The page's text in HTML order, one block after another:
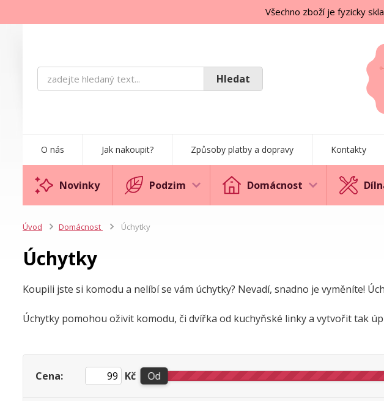
Všechno zboží je fyzicky
Hledat
O nás Jak nakoupit? Způsoby platby a dopravy Kontakty
Novinky Podzim Domácnost
Úvod Domácnost Úchytky
Úchytky
Koupili jste si komodu a nelíbí se vám úchytky? Nevadí, snadno je vyměníte!
Úchytky pomohou oživit komodu, či dvířka od kuchyňské linky a vytvořit tak
Cena: Kč Od